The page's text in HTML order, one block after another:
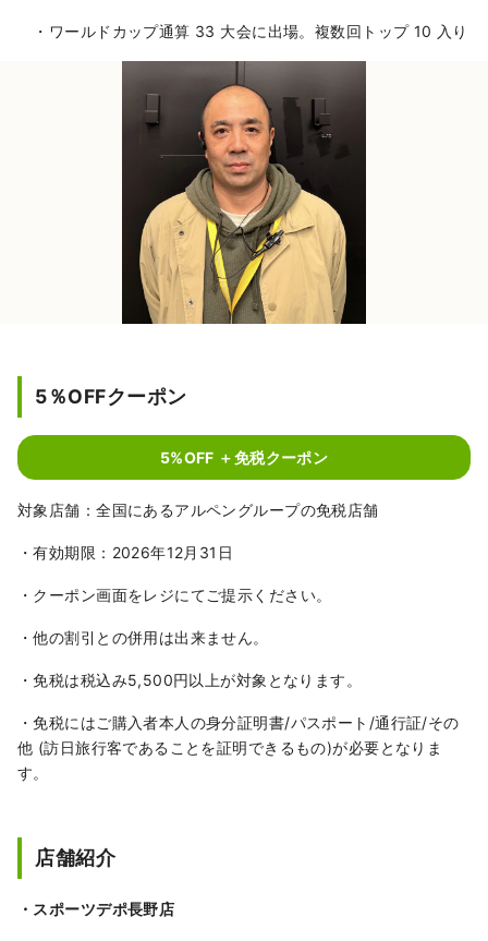
・ワールドカップ通算 33 大会に出場。複数回トップ 10 入り
5％OFFクーポン
5%OFF ＋免税クーポン
対象店舗：全国にあるアルペングループの免税店舗
・有効期限：2026年12月31日
・クーポン画面をレジにてご提示ください。
・他の割引との併用は出来ません。
・免税は税込み5,500円以上が対象となります。
・免税にはご購入者本人の身分証明書/パスポート/通行証/その
他 (訪日旅行客であることを証明できるもの)が必要となりま
す。
店舗紹介
・スポーツデポ長野店